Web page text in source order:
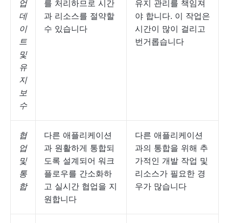
업
데
이
트
및
유
지
보
수
를 처리하므로 시간
과 리소스를 절약할
수 있습니다
유지 관리를 책임져
야 합니다. 이 작업은
시간이 많이 걸리고
번거롭습니다
협
업
및
통
합
다른 애플리케이션
과 원활하게 통합되
도록 설계되어 워크
플로우를 간소화하
고 실시간 협업을 지
원합니다
다른 애플리케이션
과의 통합을 위해 추
가적인 개발 작업 및
리소스가 필요한 경
우가 많습니다